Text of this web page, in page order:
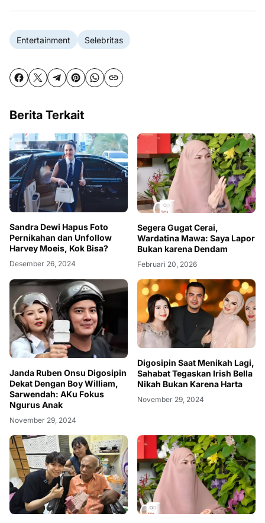
Entertainment Selebritas
Berita Terkait
Sandra Dewi Hapus Foto
Pernikahan dan Unfollow
Harvey Moeis, Kok Bisa?
Desember 26, 2024
Segera Gugat Cerai,
Wardatina Mawa: Saya Lapor
Bukan karena Dendam
Februari 20, 2026
Janda Ruben Onsu Digosipin
Dekat Dengan Boy William,
Sarwendah: AKu Fokus
Ngurus Anak
November 29, 2024
Digosipin Saat Menikah Lagi,
Sahabat Tegaskan Irish Bella
Nikah Bukan Karena Harta
November 29, 2024